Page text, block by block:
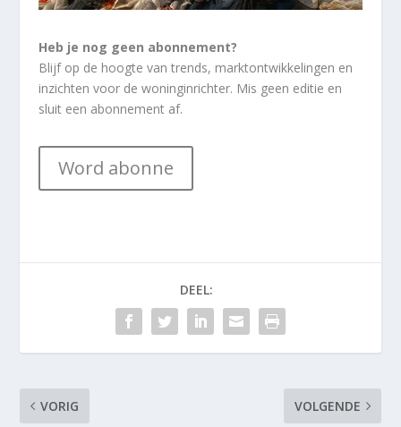
Heb je nog geen abonnement?
Blijf op de hoogte van trends, marktontwikkelingen en
inzichten voor de woninginrichter. Mis geen editie en
sluit een abonnement af.
Word abonne
DEEL:
VORIG VOLGENDE